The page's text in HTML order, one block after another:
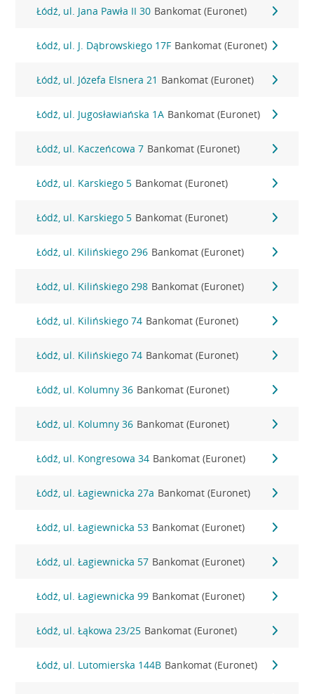
Łódź, ul. Jana Pawła II 30 Bankomat (Euronet)
Łódź, ul. J. Dąbrowskiego 17F Bankomat (Euronet)
Łódź, ul. Józefa Elsnera 21 Bankomat (Euronet)
Łódź, ul. Jugosławiańska 1A Bankomat (Euronet)
Łódź, ul. Kaczeńcowa 7 Bankomat (Euronet)
Łódź, ul. Karskiego 5 Bankomat (Euronet)
Łódź, ul. Karskiego 5 Bankomat (Euronet)
Łódź, ul. Kilińskiego 296 Bankomat (Euronet)
Łódź, ul. Kilińskiego 298 Bankomat (Euronet)
Łódź, ul. Kilińskiego 74 Bankomat (Euronet)
Łódź, ul. Kilińskiego 74 Bankomat (Euronet)
Łódź, ul. Kolumny 36 Bankomat (Euronet)
Łódź, ul. Kolumny 36 Bankomat (Euronet)
Łódź, ul. Kongresowa 34 Bankomat (Euronet)
Łódź, ul. Łagiewnicka 27a Bankomat (Euronet)
Łódź, ul. Łagiewnicka 53 Bankomat (Euronet)
Łódź, ul. Łagiewnicka 57 Bankomat (Euronet)
Łódź, ul. Łagiewnicka 99 Bankomat (Euronet)
Łódź, ul. Łąkowa 23/25 Bankomat (Euronet)
Łódź, ul. Lutomierska 144B Bankomat (Euronet)